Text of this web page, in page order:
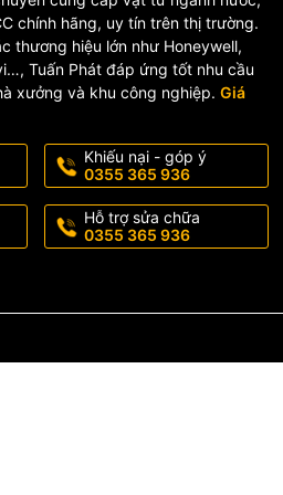
quốc– Nhận hàng kiểm tra mới
Mua Vòi Rửa
chính hãng, uy tín trên thị trường.
thương hiệu lớn như Honeywell,
Tuấn Phát đáp ứng tốt nhu cầu
xưởng và khu công nghiệp. Giá
Khiếu nại - góp ý
0355 365 936
Hỗ trợ sửa chữa
0355 365 936